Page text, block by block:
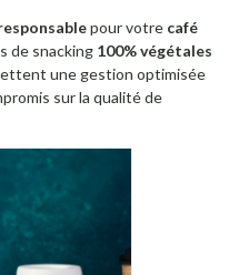
pour votre café
de snacking 100% végétales
une gestion optimisée
sur la qualité de